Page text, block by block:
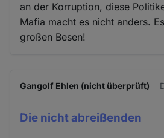
an der Korruption, diese
Mafia macht es nicht anders.
großen Besen!
Gangolf Ehlen (nicht überprüft)
Die nicht abreißenden